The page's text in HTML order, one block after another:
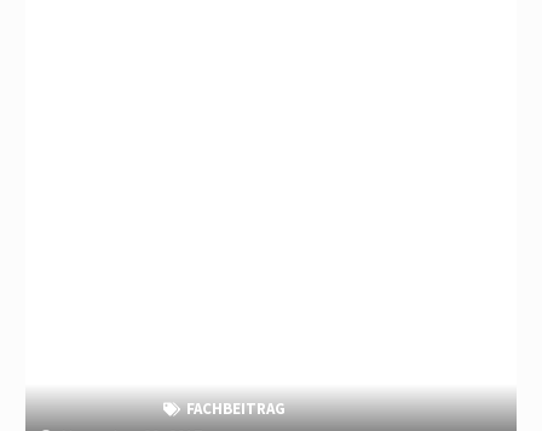
FACHBEITRAG